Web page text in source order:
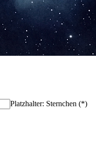
Platzhalter: Sternchen (*)